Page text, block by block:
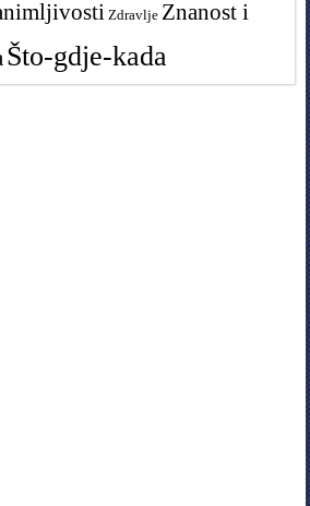
Zdravlje Znanost i
Što-gdje-kada